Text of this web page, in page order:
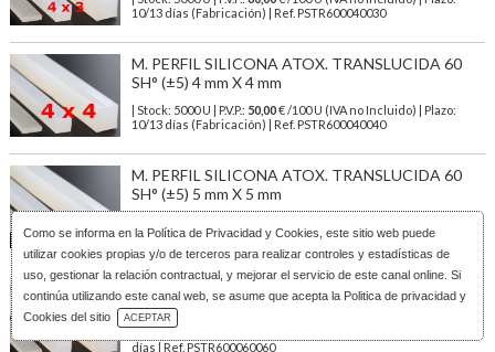
Como se informa en la Política de Privacidad y Cookies , este sitio web puede
utilizar cookies propias y/o de terceros para realizar controles y estadísticas de
uso, gestionar la relación contractual, y mejorar el servicio de este canal online. Si
continúa utilizando este canal web, se asume que acepta la Politica de privacidad y
Cookies del sitio
ACEPTAR
10/13 días (Fabricación) | Ref. PSTR600040030
M. PERFIL SILICONA ATOX. TRANSLUCIDA 60
SH° (±5) 4 mm X 4 mm
| Stock: 5000 U | P.V.P.: 50,00€/100 U (IVA no Incluido)
| Plazo:
10/13 días (Fabricación) | Ref. PSTR600040040
M. PERFIL SILICONA ATOX. TRANSLUCIDA 60
SH° (±5) 5 mm X 5 mm
10/13 días (Fabricación) | Ref.PSTR600050050
M. PERFIL SILICONA ATOX. TRANSLUCIDA 60
SH° (±5) 6 mm X 6 mm
días | Ref. PSTR600060060
Descarga Catálogo